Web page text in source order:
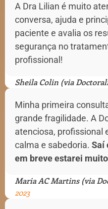
A Dra Lilian é muito
conversa, ajuda e
paciente e avalia os
segurança no
profissional!
Sheila Colin (via
Minha primeira
grande fragilidade. A
atenciosa, profissional
calma e sabedoria. Saí
em breve estarei
Maria AC Martins (via
2023